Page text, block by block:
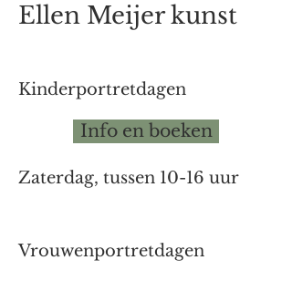
Ellen Meijer kunst
Kinderportretdagen
Info en boeken
Zaterdag, tussen 10-16 uur
Vrouwenportretdagen